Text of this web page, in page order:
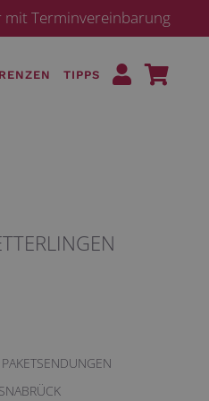
mit Terminvereinbarung
TIPPS